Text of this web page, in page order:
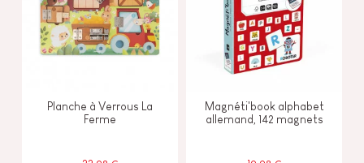
Planche à Verrous La
Ferme
Magnéti'book alphabet
allemand, 142 magnets